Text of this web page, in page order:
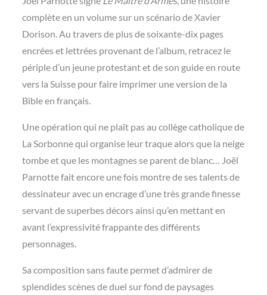
complète en un volume sur un scénario de Xavier
Dorison. Au travers de plus de soixante-dix pages
encrées et lettrées provenant de l’album, retracez le
périple d’un jeune protestant et de son guide en route
vers la Suisse pour faire imprimer une version de la
Bible en français.
Une opération qui ne plaît pas au collège catholique de
La Sorbonne qui organise leur traque alors que la neige
tombe et que les montagnes se parent de blanc… Joël
Parnotte fait encore une fois montre de ses talents de
dessinateur avec un encrage d’une très grande finesse
servant de superbes décors ainsi qu’en mettant en
avant l’expressivité frappante des différents
personnages.
Sa composition sans faute permet d’admirer de
splendides scènes de duel sur fond de paysages